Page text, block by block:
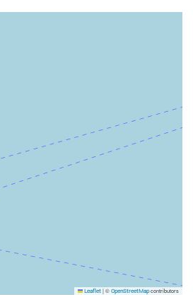
Leaflet |© OpenStreetMapcontributors